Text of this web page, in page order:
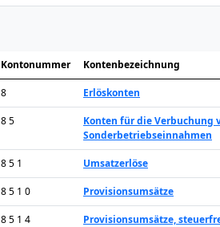
Kontonummer Kontenbezeichnung
8 Erlöskonten
8 5
Konten für die Verbuchung
Sonderbetriebseinnahmen
8 5 1 Umsatzerlöse
8 5 1 0 Provisionsumsätze
8 5 1 4 Provisionsumsätze,